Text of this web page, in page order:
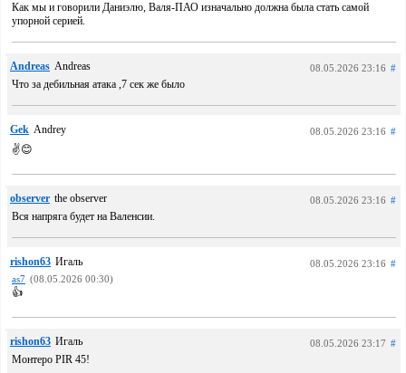
Как мы и говорили Даниэлю, Валя-ПАО изначально должна была стать самой
упорной серией.
Andreas Andreas 08.05.2026 23:16 #
Что за дебильная атака ,7 сек же было
Gek Andrey 08.05.2026 23:16 #
✌️😊
observer the observer 08.05.2026 23:16 #
Вся напряга будет на Валенсии.
rishon63 Игаль 08.05.2026 23:16 #
as7 (08.05.2026 00:30)
👍
rishon63 Игаль 08.05.2026 23:17 #
Монтеро PIR 45!